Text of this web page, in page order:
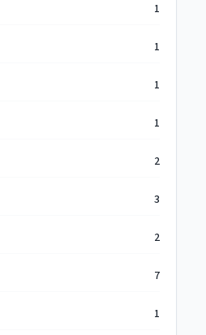
1
1
1
1
2
3
2
7
1